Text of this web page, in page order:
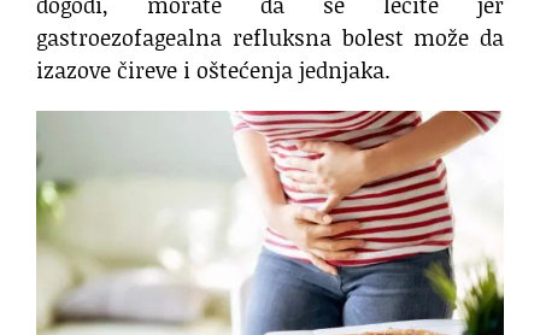
gastroezofagealna refluksna bolest može da
izazove čireve i oštećenja jednjaka.